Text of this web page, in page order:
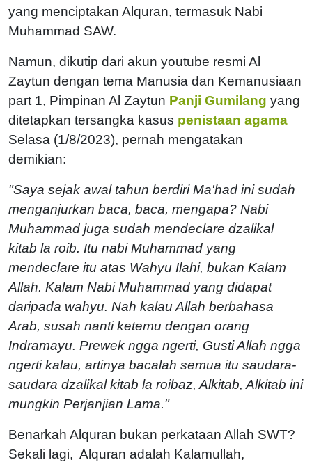
yang menciptakan Alquran, termasuk Nabi
Muhammad SAW.
Namun, dikutip dari akun youtube resmi Al
Zaytun dengan tema Manusia dan Kemanusiaan
part 1, Pimpinan Al Zaytun Panji Gumilang yang
ditetapkan tersangka kasus penistaan agama
Selasa (1/8/2023), pernah mengatakan
demikian:
"Saya sejak awal tahun berdiri Ma'had ini sudah
menganjurkan baca, baca, mengapa? Nabi
Muhammad juga sudah mendeclare dzalikal
kitab la roib. Itu nabi Muhammad yang
mendeclare itu atas Wahyu Ilahi, bukan Kalam
Allah. Kalam Nabi Muhammad yang didapat
daripada wahyu. Nah kalau Allah berbahasa
Arab, susah nanti ketemu dengan orang
Indramayu. Prewek ngga ngerti, Gusti Allah ngga
ngerti kalau, artinya bacalah semua itu saudara-
saudara dzalikal kitab la roibaz, Alkitab, Alkitab ini
mungkin Perjanjian Lama."
Benarkah Alquran bukan perkataan Allah SWT?
Sekali lagi, Alquran adalah Kalamullah,